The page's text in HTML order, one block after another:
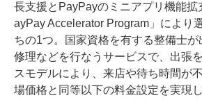
長支援とPayPayのミニアプリ機能拡
ayPay Accelerator Program」により
ちの1つ。国家資格を有する整備士
修理などを行なうサービスで、出張
スモデルにより、来店や待ち時間が
場価格と同等以下の料金設定を実現